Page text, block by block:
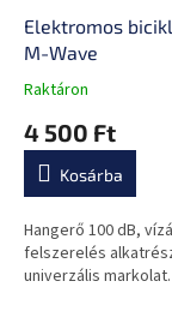
Elektromos
M-Wave
A
átlagos
értékelése
0,0
csillag.
Raktáron
4 500 Ft
Kosárba
Hangerő 100 dB,
felszerelés
univerzális markolat.